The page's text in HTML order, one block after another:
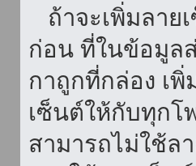
ถ้าจะเพิ่มลาย
ก่อน ที่ในข้อมูล
กาถูกที่กล่อง เ
เซ็นต์ให้กับทุก
สามารถไม่ใช้ล